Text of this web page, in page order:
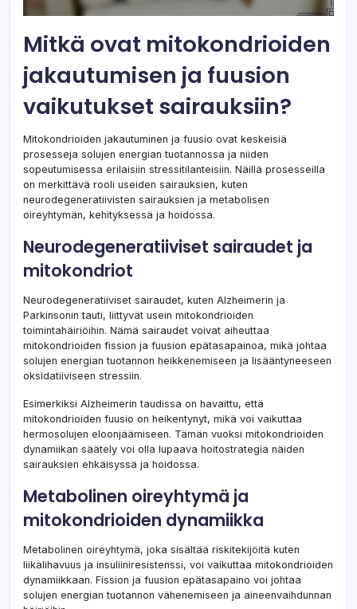
Mitkä ovat mitokondrioiden
jakautumisen ja fuusion
vaikutukset sairauksiin?
Mitokondrioiden jakautuminen ja fuusio ovat keskeisiä
prosesseja solujen energian tuotannossa ja niiden
sopeutumisessa erilaisiin stressitilanteisiin. Näillä prosesseilla
on merkittävä rooli useiden sairauksien, kuten
neurodegeneratiivisten sairauksien ja metabolisen
oireyhtymän, kehityksessä ja hoidossa.
Neurodegeneratiiviset sairaudet ja
mitokondriot
Neurodegeneratiiviset sairaudet, kuten Alzheimerin ja
Parkinsonin tauti, liittyvät usein mitokondrioiden
toimintahäiriöihin. Nämä sairaudet voivat aiheuttaa
mitokondrioiden fission ja fuusion epätasapainoa, mikä johtaa
solujen energian tuotannon heikkenemiseen ja lisääntyneeseen
oksidatiiviseen stressiin.
Esimerkiksi Alzheimerin taudissa on havaittu, että
mitokondrioiden fuusio on heikentynyt, mikä voi vaikuttaa
hermosolujen eloonjäämiseen. Tämän vuoksi mitokondrioiden
dynamiikan säätely voi olla lupaava hoitostrategia näiden
sairauksien ehkäisyssä ja hoidossa.
Metabolinen oireyhtymä ja
mitokondrioiden dynamiikka
Metabolinen oireyhtymä, joka sisältää riskitekijöitä kuten
liikalihavuus ja insuliiniresistenssi, voi vaikuttaa mitokondrioiden
dynamiikkaan. Fission ja fuusion epätasapaino voi johtaa
solujen energian tuotannon vähenemiseen ja aineenvaihdunnan